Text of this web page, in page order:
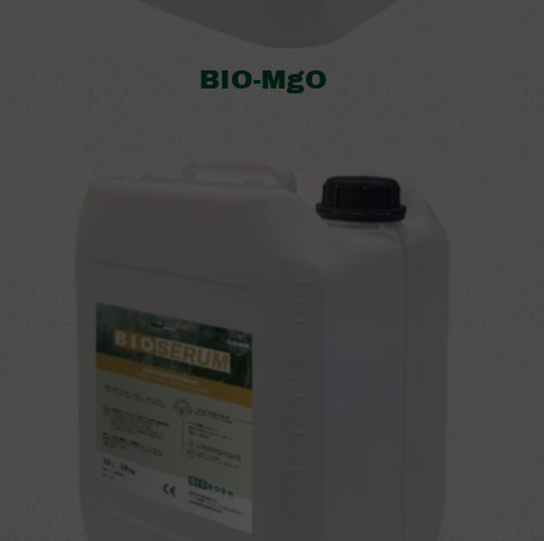
BIO-MgO